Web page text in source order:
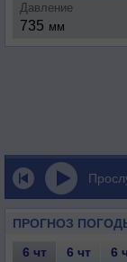
Давление
735 мм
ПРОГНОЗ
6 чт 6 чт 6